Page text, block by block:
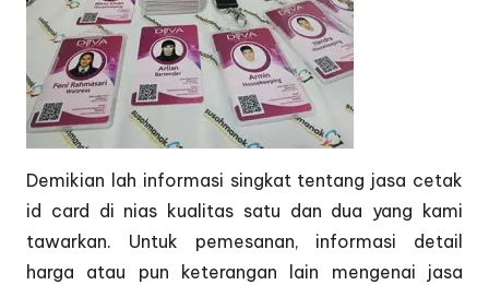
Demikian lah informasi singkat tentang jasa cetak
id card di nias kualitas satu dan dua yang kami
tawarkan. Untuk pemesanan, informasi detail
harga atau pun keterangan lain mengenai jasa